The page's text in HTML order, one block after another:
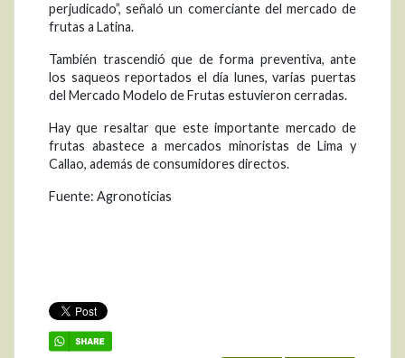
perjudicado”, señaló un comerciante del mercado de
frutas a Latina.
También trascendió que de forma preventiva, ante
los saqueos reportados el día lunes, varias puertas
del Mercado Modelo de Frutas estuvieron cerradas.
Hay que resaltar que este importante mercado de
frutas abastece a mercados minoristas de Lima y
Callao, además de consumidores directos.
Fuente: Agronoticias